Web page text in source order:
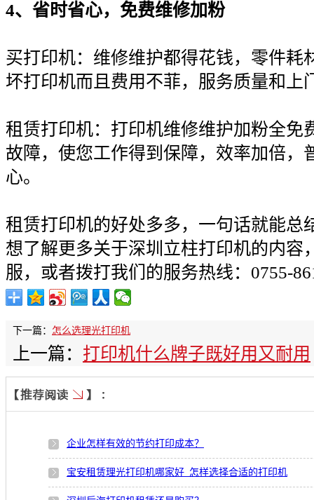
4、省时省心，免费维修加粉
买打印机：维修维护都得花钱，零件耗
坏打印机而且费用不菲，服务质量和上
租赁打印机：打印机维修维护加粉全免
故障，使您工作得到保障，效率加倍，
心。
租赁打印机的好处多多，一句话就能总
想了解更多关于深圳立柱打印机的内容
服，或者拨打我们的服务热线：0755-
下一篇： 怎么选理光打印机
上一篇： 打印机什么牌子既好用又耐用
企业怎样有效的节约打印成本？
宝安租赁理光打印机哪家好_怎样选择合适的打印机